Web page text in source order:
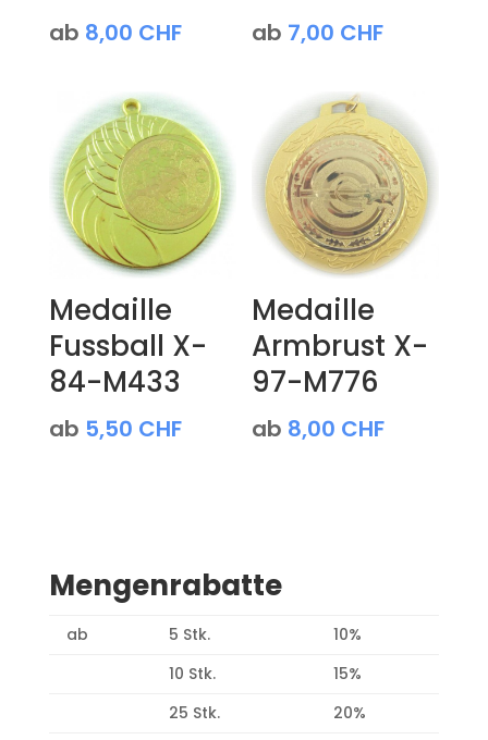
ab 8,00 CHF ab 7,00 CHF
Medaille
Fussball X-
84-M433
ab 5,50 CHF
Medaille
Armbrust X-
97-M776
ab 8,00 CHF
Mengenrabatte
ab 5 Stk.
10%
10 Stk.
15%
25 Stk.
20%